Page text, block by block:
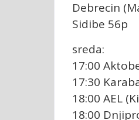
Debrecin
Sidibe 56p
sreda:
17:00
17:30
18:00 AEL
18:00